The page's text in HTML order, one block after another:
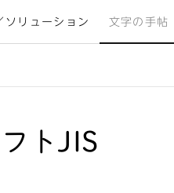
ソリューション 文字の手帖
トJIS